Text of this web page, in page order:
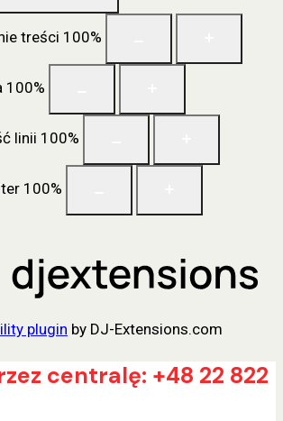
treści 100%
100%
linii 100%
100%
plugin by DJ-Extensions.com
centralę: +48 22 822